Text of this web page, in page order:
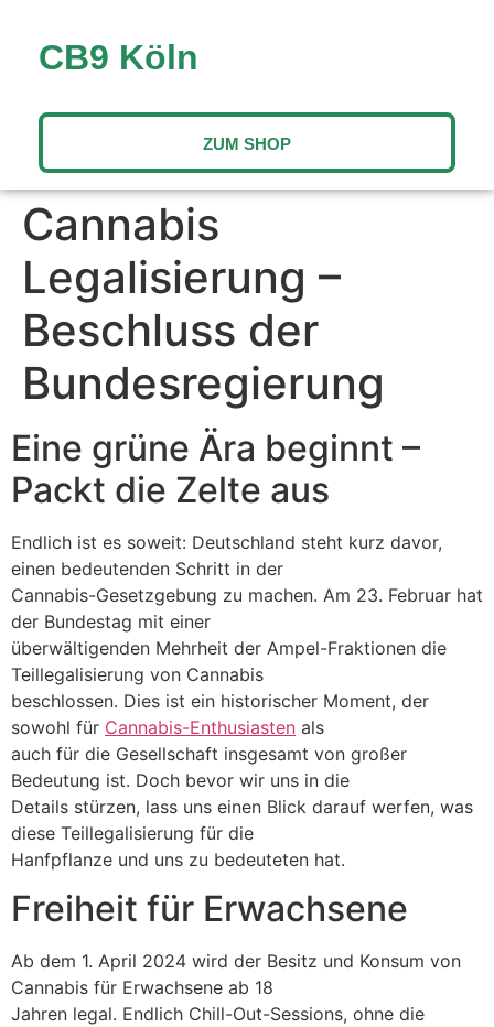
CB9 Köln
ZUM SHOP
Cannabis
Legalisierung –
Beschluss der
Bundesregierung
Eine grüne Ära beginnt –
Packt die Zelte aus
Endlich ist es soweit: Deutschland steht kurz davor,
einen bedeutenden Schritt in der
Cannabis-Gesetzgebung zu machen. Am 23. Februar hat
der Bundestag mit einer
überwältigenden Mehrheit der Ampel-Fraktionen die
Teillegalisierung von Cannabis
beschlossen. Dies ist ein historischer Moment, der
sowohl für Cannabis-Enthusiasten als
auch für die Gesellschaft insgesamt von großer
Bedeutung ist. Doch bevor wir uns in die
Details stürzen, lass uns einen Blick darauf werfen, was
diese Teillegalisierung für die
Hanfpflanze und uns zu bedeuteten hat.
Freiheit für Erwachsene
Ab dem 1. April 2024 wird der Besitz und Konsum von
Cannabis für Erwachsene ab 18
Jahren legal. Endlich Chill-Out-Sessions, ohne die